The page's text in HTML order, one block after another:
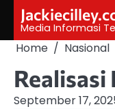
content
Media Informasi
Home Nasional
September 17,